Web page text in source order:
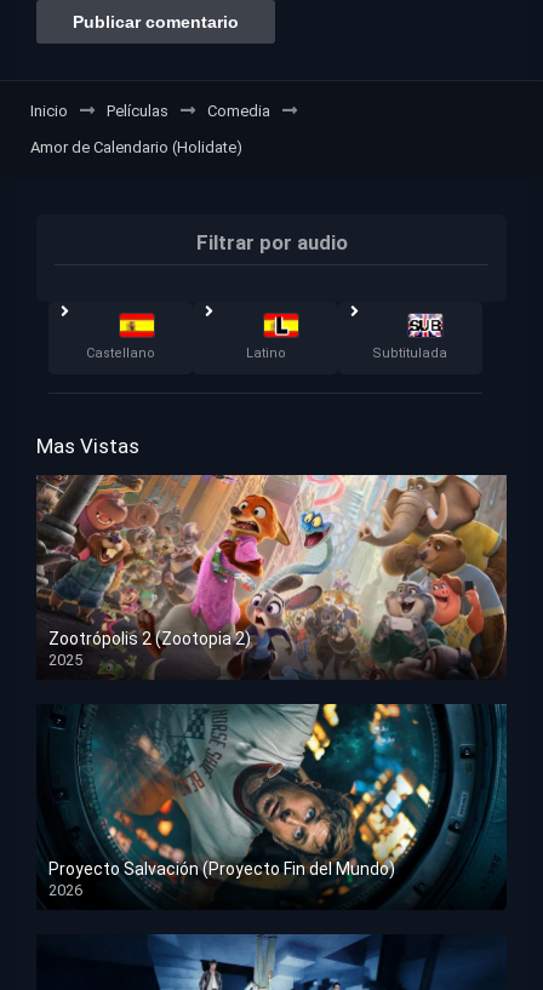
Inicio Películas
Comedia
Amor de Calendario (Holidate)
Filtrar por audio
Castellano Latino Subtitulada
Mas Vistas
Zootrópolis 2 (Zootopia 2)
2025
HD 1080p
Proyecto Salvación (Proyecto Fin del Mundo)
2026
HD 1080p